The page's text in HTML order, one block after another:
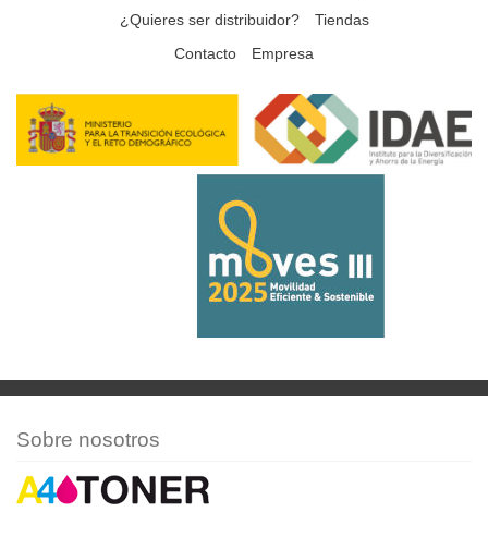
¿Quieres ser distribuidor?
Tiendas
Contacto
Empresa
Sobre nosotros